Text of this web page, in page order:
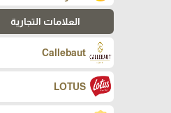
العلامات التجارية
Callebaut
LOTUS